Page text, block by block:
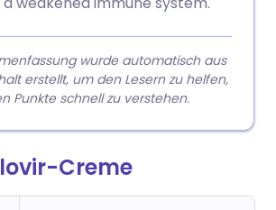
wurde automatisch aus
erstellt, um den Lesern zu helfen,
Punkte schnell zu verstehen.
Creme